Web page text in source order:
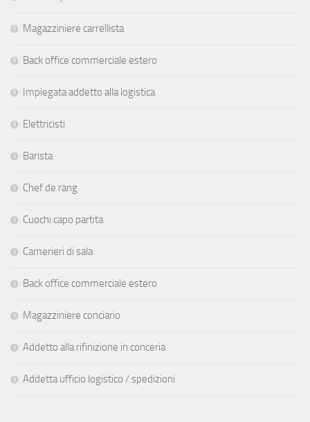
Magazziniere carrellista
Back office commerciale estero
Impiegata addetto alla logistica
Elettricisti
Barista
Chef de rang
Cuochi capo partita
Camerieri di sala
Back office commerciale estero
Magazziniere conciario
Addetto alla rifinizione in conceria
Addetta ufficio logistico / spedizioni